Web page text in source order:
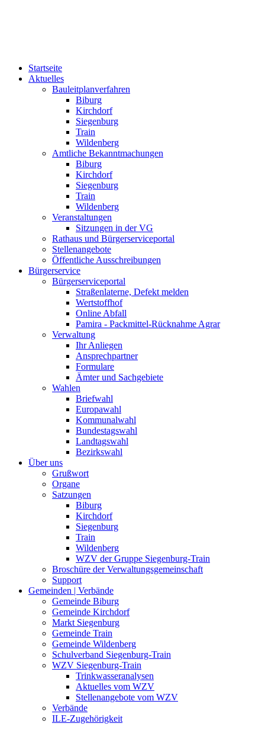
Startseite
Aktuelles
Bauleitplanverfahren
Biburg
Kirchdorf
Siegenburg
Train
Wildenberg
Amtliche Bekanntmachungen
Biburg
Kirchdorf
Siegenburg
Train
Wildenberg
Veranstaltungen
Sitzungen in der VG
Rathaus und Bürgerserviceportal
Stellenangebote
Öffentliche Ausschreibungen
Bürgerservice
Bürgerserviceportal
Straßenlaterne, Defekt melden
Wertstoffhof
Online Abfall
Pamira - Packmittel-Rücknahme Agrar
Verwaltung
Ihr Anliegen
Ansprechpartner
Formulare
Ämter und Sachgebiete
Wahlen
Briefwahl
Europawahl
Kommunalwahl
Bundestagswahl
Landtagswahl
Bezirkswahl
Über uns
Grußwort
Organe
Satzungen
Biburg
Kirchdorf
Siegenburg
Train
Wildenberg
WZV der Gruppe Siegenburg-Train
Broschüre der Verwaltungsgemeinschaft
Support
Gemeinden | Verbände
Gemeinde Biburg
Gemeinde Kirchdorf
Markt Siegenburg
Gemeinde Train
Gemeinde Wildenberg
Schulverband Siegenburg-Train
WZV Siegenburg-Train
Trinkwasseranalysen
Aktuelles vom WZV
Stellenangebote vom WZV
Verbände
ILE-Zugehörigkeit